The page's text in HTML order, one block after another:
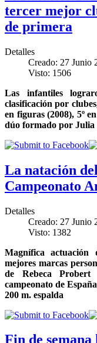
tercer mejor
de primera
Detalles
Creado: 27 Junio
Visto: 1506
Las infantiles
clasificación por
en figuras (2008), 5º
dúo formado por
La natación
Campeonato
Detalles
Creado: 27 Junio
Visto: 1382
Magnífica actuación
mejores marcas
de Rebeca
campeonato de
200 m. espalda
Fin de